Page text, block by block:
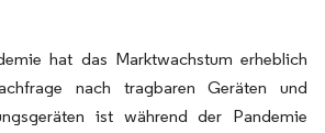
hat das Marktwachstum erheblich
nach tragbaren Geräten und
ist während der Pandemie